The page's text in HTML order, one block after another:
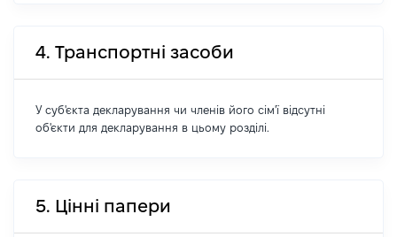
4. Транспортні засоби
У суб'єкта декларування чи членів його сім'ї відсутні
об'єкти для декларування в цьому розділі.
5. Цінні папери